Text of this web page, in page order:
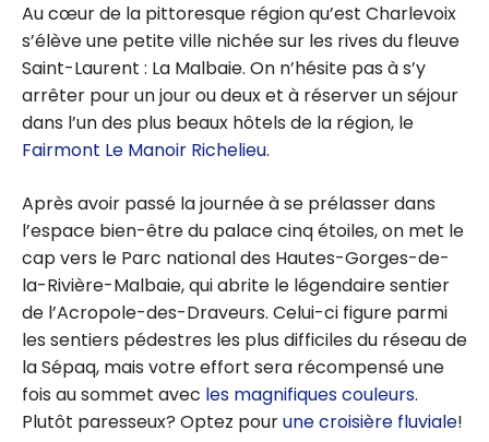
Au cœur de la pittoresque région qu’est Charlevoix
s’élève une petite ville nichée sur les rives du fleuve
Saint-Laurent : La Malbaie. On n’hésite pas à s’y
arrêter pour un jour ou deux et à réserver un séjour
dans l’un des plus beaux hôtels de la région, le
Fairmont Le Manoir Richelieu.
Après avoir passé la journée à se prélasser dans
l’espace bien-être du palace cinq étoiles, on met le
cap vers le Parc national des Hautes-Gorges-de-
la-Rivière-Malbaie, qui abrite le légendaire sentier
de l’Acropole-des-Draveurs. Celui-ci figure parmi
les sentiers pédestres les plus difficiles du réseau de
la Sépaq, mais votre effort sera récompensé une
fois au sommet avec les magnifiques couleurs.
Plutôt paresseux? Optez pourune croisière fluviale!